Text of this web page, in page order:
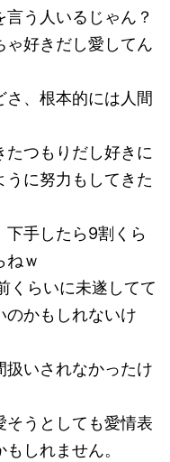
う人いるじゃん？
ゃ好きだし愛してん
、根本的には人間
つもりだし好きに
に努力もしてきた
下手したら9割くら
ねｗ
くらいに未遂してて
のかもしれないけ
扱いされなかったけ
そうとしても愛情表
しれません。